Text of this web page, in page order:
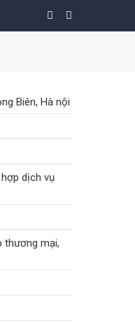
Biên, Hà nội
dịch vụ
thương mại,